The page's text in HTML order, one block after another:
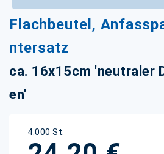
Flachbeutel,
ntersatz
ca. 16x15cm 'neutraler
en'
4.000 St.
Zum
Anfang
der
Bildgalerie
springen